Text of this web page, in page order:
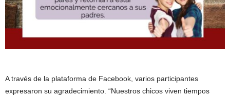
A través de la plataforma de Facebook, varios participantes
expresaron su agradecimiento. “Nuestros chicos viven tiempos